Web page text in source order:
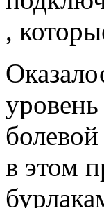
,
в этом